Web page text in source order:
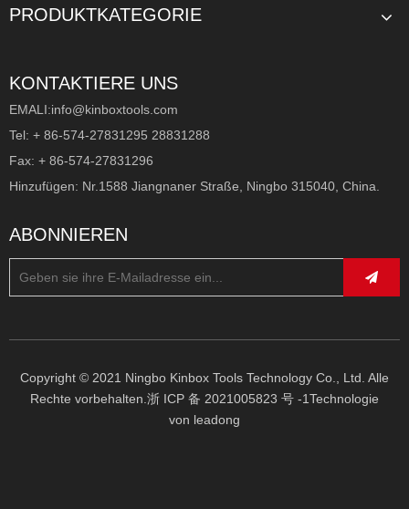
In dem Industriegebiet Cixi gelegen, ist der neue
Ningbo, ein neuer Werkstatt, ein Gebiet von ca. 50.000
Quadratmetern. Dank einer Produktion, die mit den
fortschrittlichsten Technologien für Blecharbeit und -
führenden Unternehmen des Sektors geworden, das
auf den nationalen und internationalen Märkten
PRODUKTKATEGORIE
KONTAKTIERE UNS
EMALI:info@kinboxtools.com
Tel: + 86-574-27831295 28831288
Fax: + 86-574-27831296
Hinzufügen: Nr.1588 Jiangnaner Straße, Ningbo 315040, China.
ABONNIEREN
Copyright © 2021 Ningbo Kinbox Tools Technology Co., Ltd. Alle
Rechte vorbehalten. 浙 ICP 备 2021005823 号 -1Technologie
von leadong